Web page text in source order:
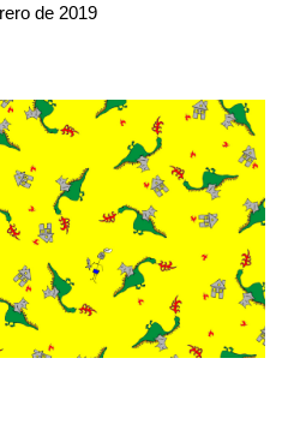
de 2019